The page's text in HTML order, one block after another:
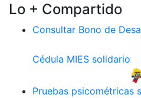
Lo + Compartido
Consultar Bono de
Cédula MIES solidario
Pruebas psicométricas